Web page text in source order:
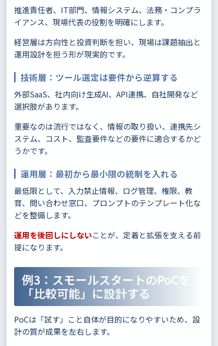
推進責任者、IT部門、情報システム、法務・コンプラ
イアンス、現場代表の役割を明確にします。
経営層は方向性と投資判断を担い、現場は課題抽出と
運用設計を担う形が現実的です。
技術層：ツール選定は要件から逆算する
外部SaaS、社内向け生成AI、API連携、自社開発など
選択肢があります。
重要なのは流行ではなく、情報の取り扱い、連携先シ
ステム、コスト、監査要件などの要件に適合するかど
うかです。
運用層：最初から最小限の統制を入れる
最低限として、入力禁止情報、ログ管理、権限、教
育、問い合わせ窓口、プロンプトのテンプレート化な
どを整備します。
運用を後回しにしないことが、定着と拡張を支える前
提になります。
例3：スモールスタートのPoCを
「比較可能」に設計する
PoCは「試す」こと自体が目的になりやすいため、設
計の質が成果を左右します。